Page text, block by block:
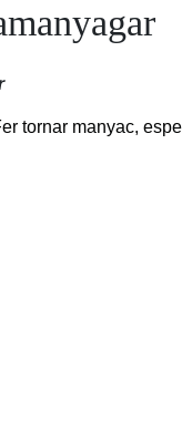
tornar manyac,